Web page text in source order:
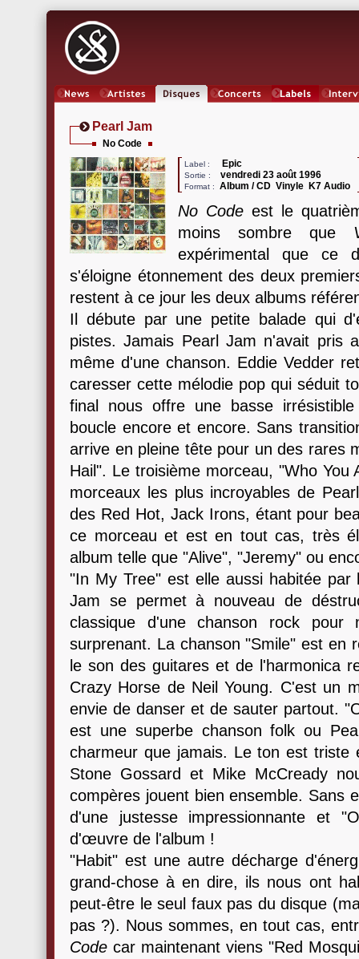
Pearl Jam
No Code
Label : Epic
Sortie : vendredi 23 août 1996
Format : Album / CD Vinyle K7 Audio
No Codeest le
moins sombre que
expérimental que ce
s'éloigne étonnement des deux
restent à ce jour les deux albums
Il débute par une petite balade qui
pistes. Jamais Pearl Jam n'avait pris
même d'une chanson. Eddie Vedder
caresser cette mélodie pop qui séduit
final nous offre une basse
boucle encore et encore. Sans
arrive en pleine tête pour un des rares
Hail". Le troisième morceau, "Who
morceaux les plus incroyables de
des Red Hot, Jack Irons, étant pour
ce morceau et est en tout cas, très
album telle que "Alive", "Jeremy" ou
"In My Tree" est elle aussi habitée
Jam se permet à nouveau de
classique d'une chanson rock
surprenant. La chanson "Smile" est en
le son des guitares et de l'harmonica
Crazy Horse de Neil Young. C'est un
envie de danser et de sauter partout.
est une superbe chanson folk ou
charmeur que jamais. Le ton est triste
Stone Gossard et Mike McCready
compères jouent bien ensemble. Sans
d'une justesse impressionnante et
d'œuvre de l'album !
"Habit" est une autre décharge
grand-chose à en dire, ils nous ont
peut-être le seul faux pas du disque
pas ?). Nous sommes, en tout cas,
Code car maintenant viens "Red